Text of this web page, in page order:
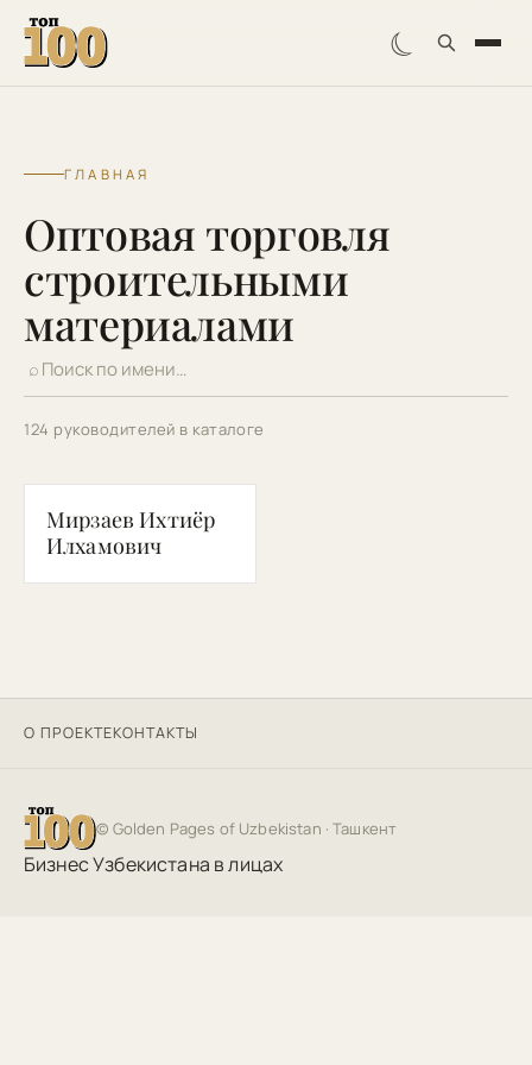
☾
ГЛАВНАЯ
Оптовая торговля
строительными
материалами
⌕
124 руководителей в каталоге
МИ
Мирзаев Ихтиёр
Илхамович
О ПРОЕКТЕКОНТАКТЫ
© Golden Pages of Uzbekistan · Ташкент
Бизнес Узбекистана в лицах